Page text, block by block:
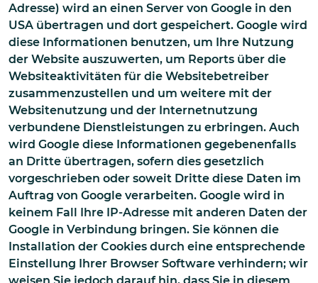
Adresse) wird an einen Server von Google in den
USA übertragen und dort gespeichert. Google wird
diese Informationen benutzen, um Ihre Nutzung
der Website auszuwerten, um Reports über die
Websiteaktivitäten für die Websitebetreiber
zusammenzustellen und um weitere mit der
Websitenutzung und der Internetnutzung
verbundene Dienstleistungen zu erbringen. Auch
wird Google diese Informationen gegebenenfalls
an Dritte übertragen, sofern dies gesetzlich
vorgeschrieben oder soweit Dritte diese Daten im
Auftrag von Google verarbeiten. Google wird in
keinem Fall Ihre IP-Adresse mit anderen Daten der
Google in Verbindung bringen. Sie können die
Installation der Cookies durch eine entsprechende
Einstellung Ihrer Browser Software verhindern; wir
weisen Sie jedoch darauf hin, dass Sie in diesem